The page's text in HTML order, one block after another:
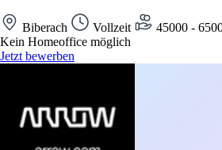
Biberach Vollzeit
45000 -
Kein Homeoffice möglich
Jetzt bewerben